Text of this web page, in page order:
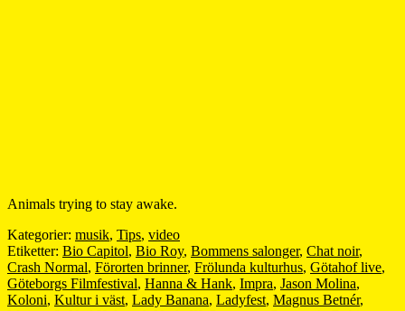
Animals trying to stay awake.
Kategorier: musik, Tips, video
Etiketter: Bio Capitol, Bio Roy, Bommens salonger, Chat noir,
Crash Normal, Förorten brinner, Frölunda kulturhus, Götahof live,
Göteborgs Filmfestival, Hanna & Hank, Impra, Jason Molina,
Koloni, Kultur i väst, Lady Banana, Ladyfest, Magnus Betnér,